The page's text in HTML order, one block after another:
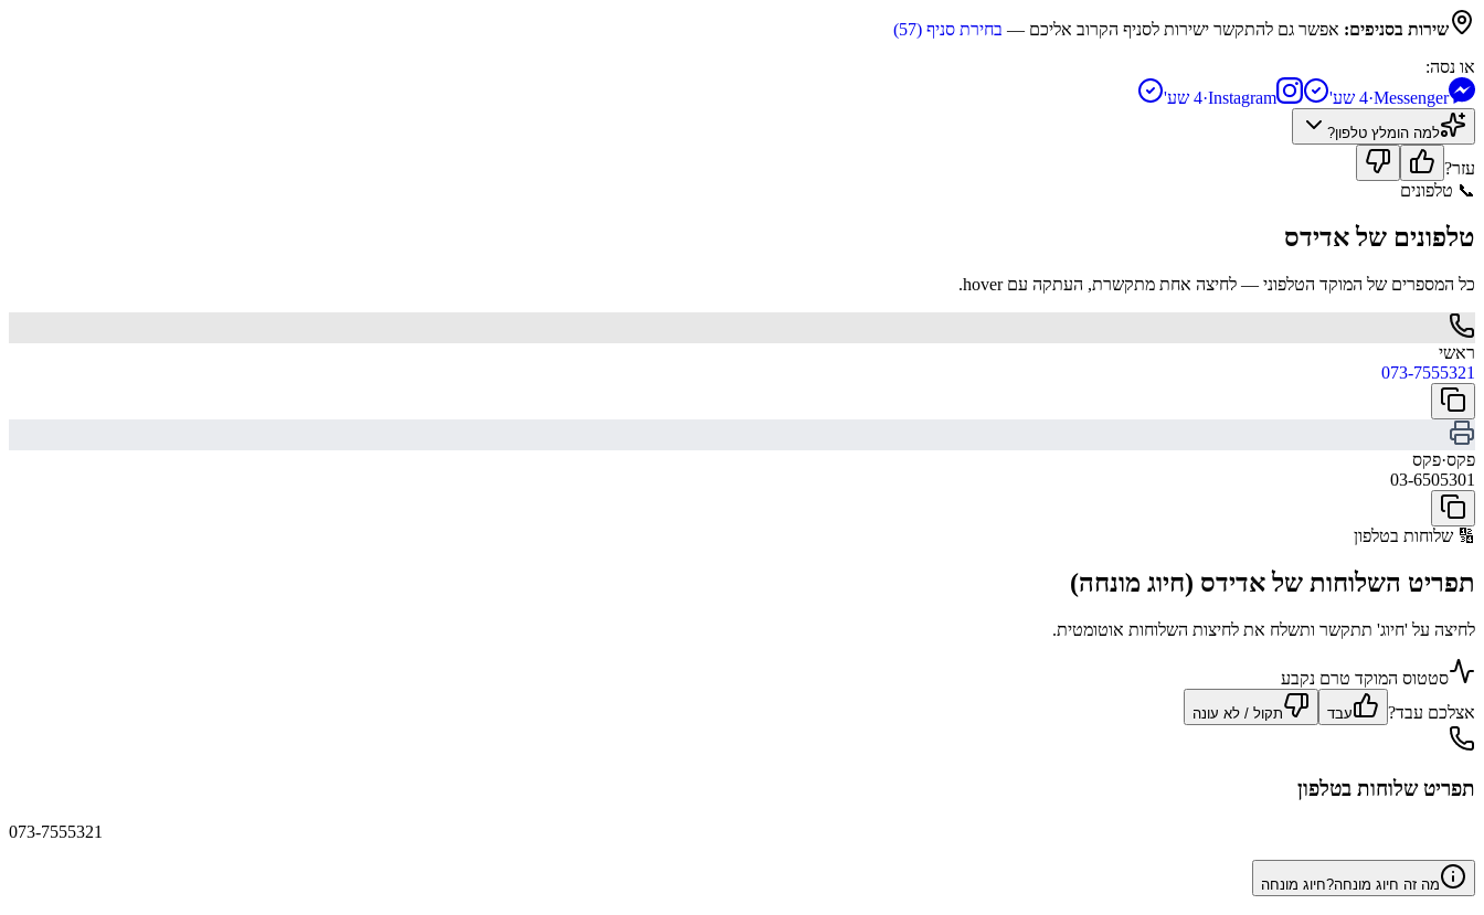
שירות בסניפים: אפשר גם להתקשר ישירות לסניף הקרוב אליכם — בחירת סניף (57
)
או נסה:
Messenger
·4 שע' Instagram
·4 שע'
למה הומלץ טלפון?
עזר?
📞 טלפונים
טלפונים של אדידס
כל המספרים של המוקד הטלפוני — לחיצה אחת מתקשרת, העתקה עם hover.
ראשי
073-7555321
פקס·פקס
03-6505301
🔢 שלוחות בטלפון
תפריט השלוחות של אדידס (חיוג מונחה)
לחיצה על 'חיוג' תתקשר ותשלח את לחיצות השלוחות אוטומטית.
סטטוס המוקד טרם נקבע
אצלכם עבד?
עבד תקול / לא עונה
תפריט שלוחות בטלפון
073-7555321
מה זה חיוג מונחה?חיוג מונחה